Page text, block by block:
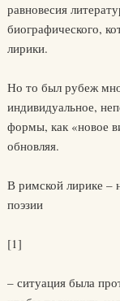
равновесия
биографического,
лирики.
Но то был рубеж
индивидуальное,
формы, как «новое
обновляя.
В римской лирике –
поэзии
[1]
– ситуация была